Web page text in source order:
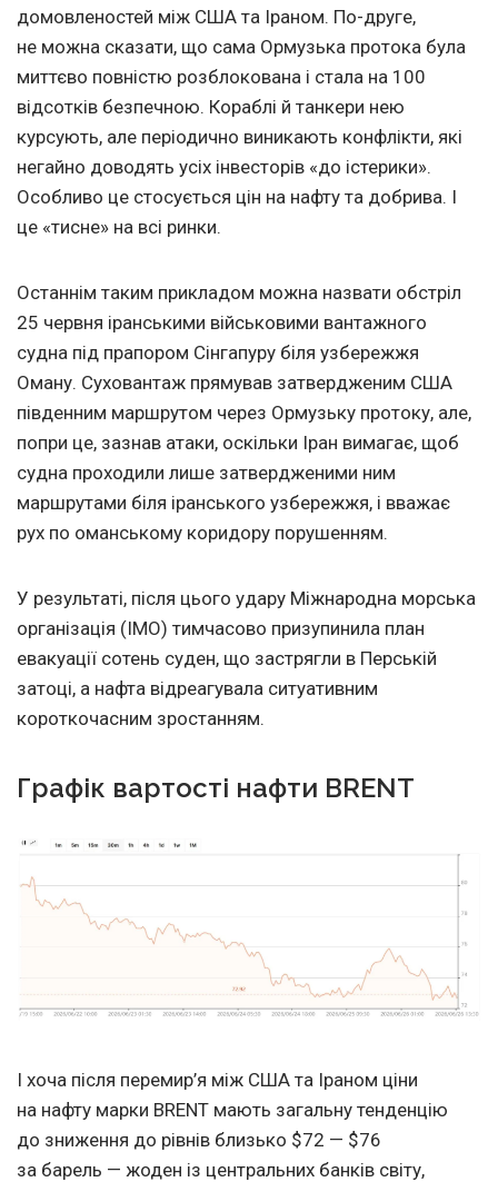
домовленостей між США та Іраном. По-друге,
не можна сказати, що сама Ормузька протока була
миттєво повністю розблокована і стала на 100
відсотків безпечною. Кораблі й танкери нею
курсують, але періодично виникають конфлікти, які
негайно доводять усіх інвесторів «до істерики».
Особливо це стосується цін на нафту та добрива. І
це «тисне» на всі ринки.
Останнім таким прикладом можна назвати обстріл
25 червня іранськими військовими вантажного
судна під прапором Сінгапуру біля узбережжя
Оману. Суховантаж прямував затвердженим США
південним маршрутом через Ормузьку протоку, але,
попри це, зазнав атаки, оскільки Іран вимагає, щоб
судна проходили лише затвердженими ним
маршрутами біля іранського узбережжя, і вважає
рух по оманському коридору порушенням.
У результаті, після цього удару Міжнародна морська
організація (IMO) тимчасово призупинила план
евакуації сотень суден, що застрягли в Перській
затоці, а нафта відреагувала ситуативним
короткочасним зростанням.
Графік вартості нафти BRENT
І хоча після перемир’я між США та Іраном ціни
на нафту марки BRENT мають загальну тенденцію
до зниження до рівнів близько $72 — $76
за барель — жоден із центральних банків світу,